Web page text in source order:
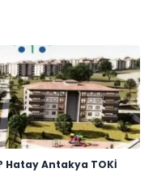
Hatay Antakya TOKİ